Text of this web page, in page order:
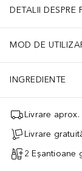
DETALII DESPRE
MOD DE
INGREDIENTE
Livrare aprox.
Livrare
2 Eșantioane